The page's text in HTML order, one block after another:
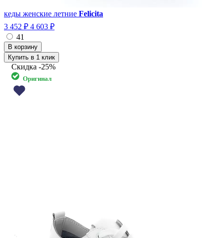
кеды женские летние Felicita
3 452 ₽ 4 603 ₽
41
Купить в 1 клик
Скидка -25%
Оригинал